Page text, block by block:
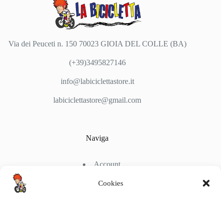
Cookies
Via dei Peuceti n. 150 70023 GIOIA DEL COLLE (BA)
(+39)3495827146
info@labiciclettastore.it
labiciclettastore@gmail.com
Naviga
Account
Chi Siamo